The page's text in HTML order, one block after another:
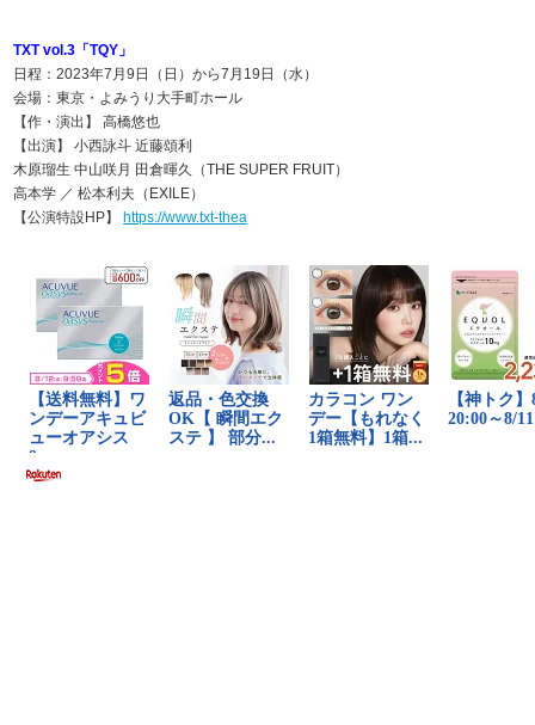
TXT vol.3「TQY」
日程：2023年7月9日（日）から7月19日（水）
会場：東京・よみうり大手町ホール
【作・演出】 高橋悠也
【出演】 小西詠斗 近藤頌利
木原瑠生 中山咲月 田倉暉久（THE SUPER FRUIT）
高本学 ／ 松本利夫（EXILE）
【公演特設HP】https://www.txt-thea